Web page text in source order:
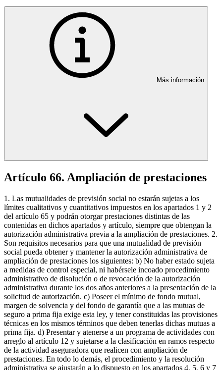
Más información
Artículo 66. Ampliación de prestaciones
1. Las mutualidades de previsión social no estarán sujetas a los
límites cualitativos y cuantitativos impuestos en los apartados 1 y 2
del artículo 65 y podrán otorgar prestaciones distintas de las
contenidas en dichos apartados y artículo, siempre que obtengan la
autorización administrativa previa a la ampliación de prestaciones. 2.
Son requisitos necesarios para que una mutualidad de previsión
social pueda obtener y mantener la autorización administrativa de
ampliación de prestaciones los siguientes: b) No haber estado sujeta
a medidas de control especial, ni habérsele incoado procedimiento
administrativo de disolución o de revocación de la autorización
administrativa durante los dos años anteriores a la presentación de la
solicitud de autorización. c) Poseer el mínimo de fondo mutual,
margen de solvencia y del fondo de garantía que a las mutuas de
seguro a prima fija exige esta ley, y tener constituidas las provisiones
técnicas en los mismos términos que deben tenerlas dichas mutuas a
prima fija. d) Presentar y atenerse a un programa de actividades con
arreglo al artículo 12 y sujetarse a la clasificación en ramos respecto
de la actividad aseguradora que realicen con ampliación de
prestaciones. En todo lo demás, el procedimiento y la resolución
administrativa se ajustarán a lo dispuesto en los apartados 4, 5, 6 y 7